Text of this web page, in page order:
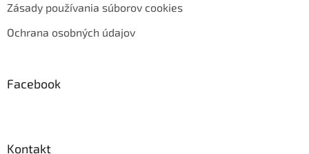
Zásady používania súborov cookies
Ochrana osobných údajov
Facebook
Kontakt